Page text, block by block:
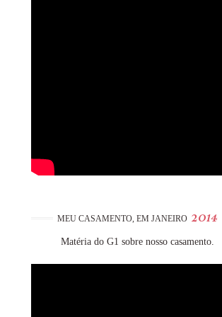
MEU CASAMENTO, EM JANEIRO 2014
Matéria do G1 sobre nosso casamento.